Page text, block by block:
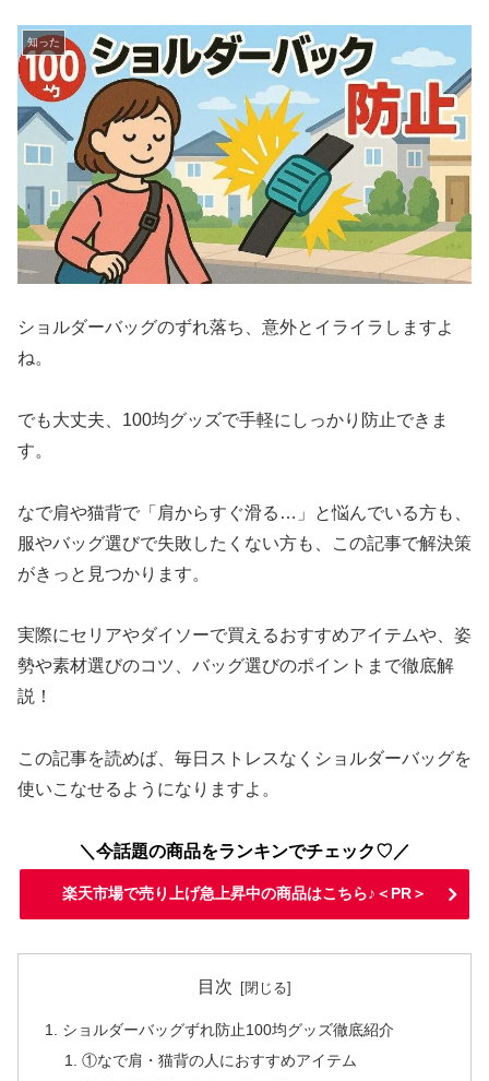
知った
ショルダーバッグのずれ落ち、意外とイライラしますよ
ね。
でも大丈夫、100均グッズで手軽にしっかり防止できま
す。
なで肩や猫背で「肩からすぐ滑る…」と悩んでいる方も、
服やバッグ選びで失敗したくない方も、この記事で解決策
がきっと見つかります。
実際にセリアやダイソーで買えるおすすめアイテムや、姿
勢や素材選びのコツ、バッグ選びのポイントまで徹底解
説！
この記事を読めば、毎日ストレスなくショルダーバッグを
使いこなせるようになりますよ。
＼今話題の商品をランキンでチェック♡／
楽天市場で売り上げ急上昇中の商品はこちら♪＜PR＞
目次
ショルダーバッグずれ防止100均グッズ徹底紹介
①なで肩・猫背の人におすすめアイテム